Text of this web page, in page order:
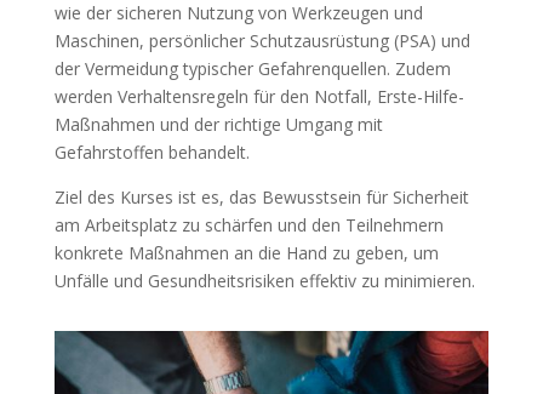
wie der sicheren Nutzung von Werkzeugen und
Maschinen, persönlicher Schutzausrüstung (PSA) und
der Vermeidung typischer Gefahrenquellen. Zudem
werden Verhaltensregeln für den Notfall, Erste-Hilfe-
Maßnahmen und der richtige Umgang mit
Gefahrstoffen behandelt.
Ziel des Kurses ist es, das Bewusstsein für Sicherheit
am Arbeitsplatz zu schärfen und den Teilnehmern
konkrete Maßnahmen an die Hand zu geben, um
Unfälle und Gesundheitsrisiken effektiv zu minimieren.